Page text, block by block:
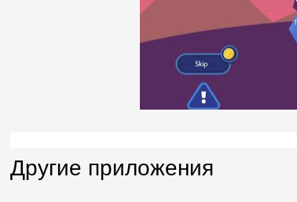
Другие приложения